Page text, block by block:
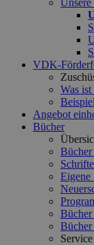
VDK-
Was
Angebot
Bücher
Bücher
Eigene
Bücher
Bücher
Service